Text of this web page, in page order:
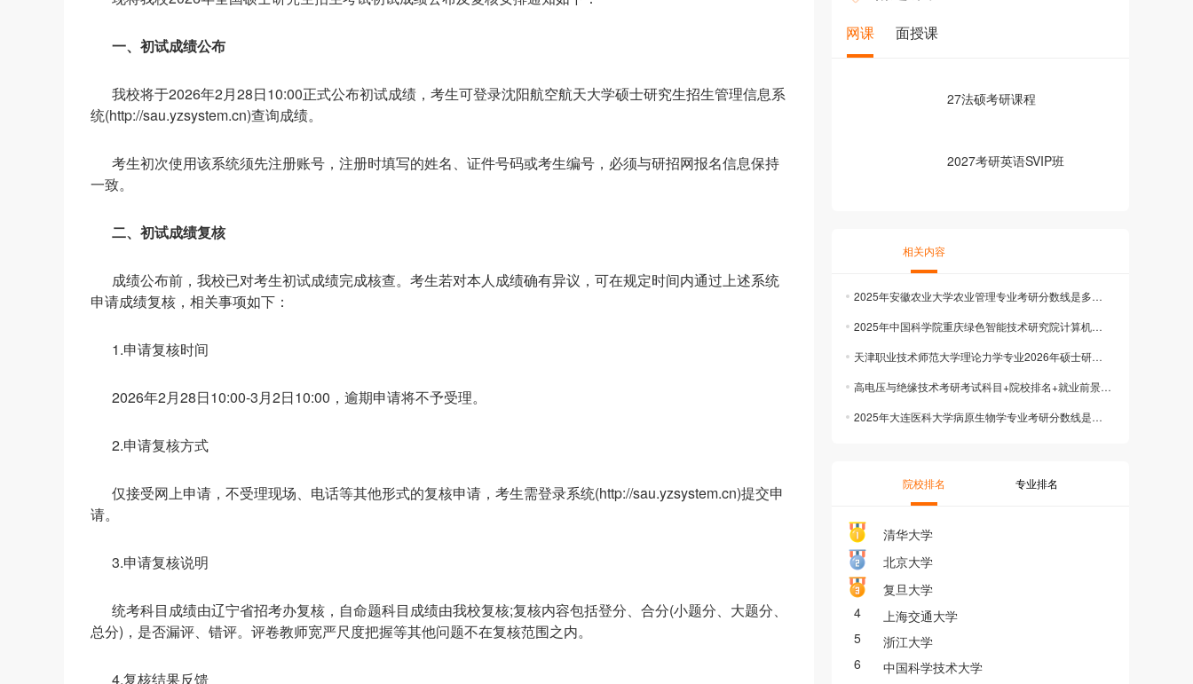
一、初试成绩公布
我校将于2026年2月28日10:00正式公布初试成绩，考生可登录沈阳航空航天大学硕士研究生招生管理信息系
统(http://sau.yzsystem.cn)查询成绩。
考生初次使用该系统须先注册账号，注册时填写的姓名、证件号码或考生编号，必须与研招网报名信息保持
一致。
二、初试成绩复核
成绩公布前，我校已对考生初试成绩完成核查。考生若对本人成绩确有异议，可在规定时间内通过上述系统
申请成绩复核，相关事项如下：
1.申请复核时间
2026年2月28日10:00-3月2日10:00，逾期申请将不予受理。
2.申请复核方式
仅接受网上申请，不受理现场、电话等其他形式的复核申请，考生需登录系统(http://sau.yzsystem.cn)提交申
请。
3.申请复核说明
统考科目成绩由辽宁省招考办复核，自命题科目成绩由我校复核;复核内容包括登分、合分(小题分、大题分、
总分)，是否漏评、错评。评卷教师宽严尺度把握等其他问题不在复核范围之内。
4.复核结果反馈
网课 面授课
27法硕考研课程
2027考研英语SVIP班
相关内容
2025年安徽农业大学农业管理专业考研分数线是多少？历年考研分数线是多少？
2025年中国科学院重庆绿色智能技术研究院计算机技术专业考研分数线是多少？历年考研分数线是多少？
天津职业技术师范大学理论力学专业2026年硕士研究生招生复试考试大纲
高电压与绝缘技术考研考试科目+院校排名+就业前景，一篇搞定
2025年大连医科大学病原生物学专业考研分数线是多少？历年考研分数线是多少？
院校排名 专业排名
清华大学
北京大学
复旦大学
4
上海交通大学
5
浙江大学
6
中国科学技术大学